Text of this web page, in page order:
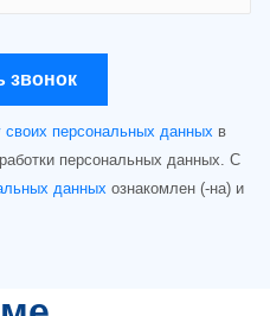
звонок
своих персональных данных в
персональных данных. С
данных ознакомлен (-на) и